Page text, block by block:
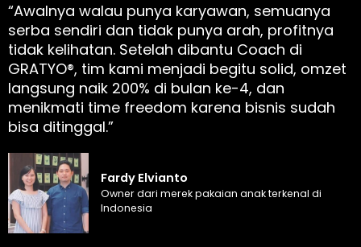
“Awalnya walau punya karyawan, semuanya
serba sendiri dan tidak punya arah, profitnya
tidak kelihatan. Setelah dibantu Coach di
GRATYO®, tim kami menjadi begitu solid, omzet
langsung naik 200% di bulan ke-4, dan
menikmati time freedom karena bisnis sudah
bisa ditinggal.”
Fardy Elvianto
Owner dari merek pakaian anak terkenal di
Indonesia